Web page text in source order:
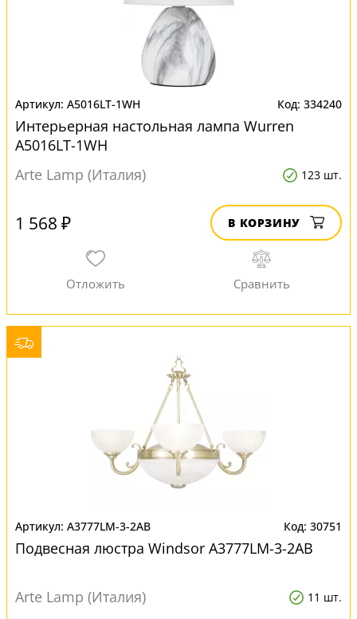
A5016LT-1WH 334240
Интерьерная настольная лампа Wurren
A5016LT-1WH
Arte Lamp (Италия)
123 шт.
1 568 ₽ В КОРЗИНУ
A3777LM-3-2AB 30751
Подвесная люстра Windsor A3777LM-3-2AB
Arte Lamp (Италия) 11 шт.